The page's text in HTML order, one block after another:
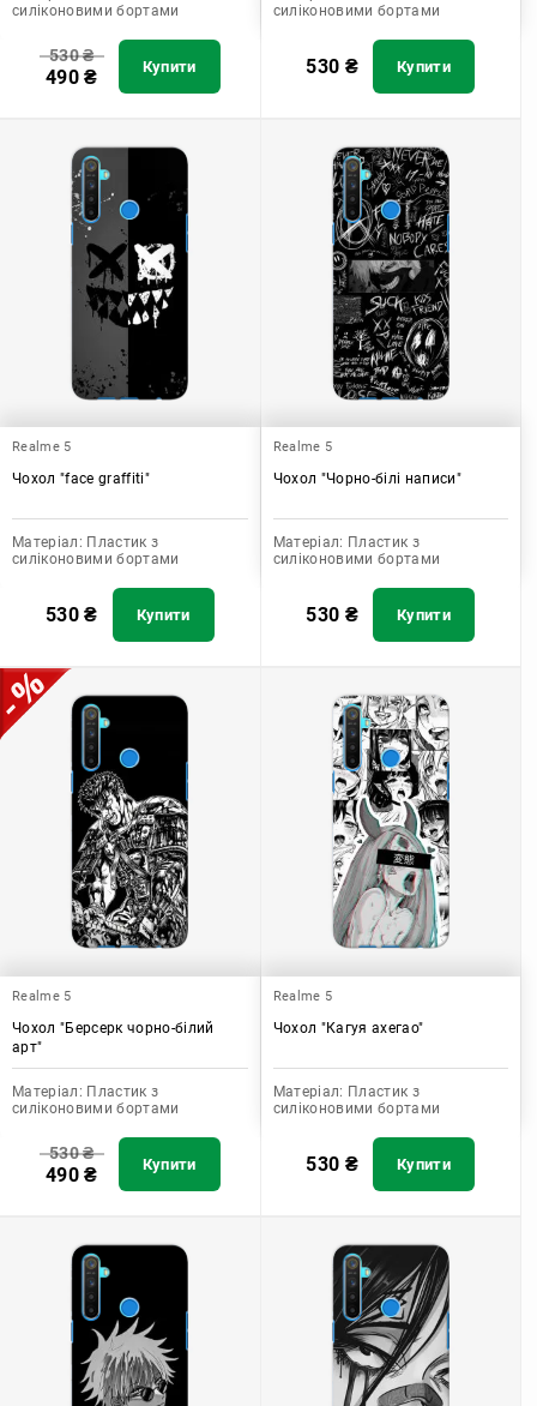
силіконовими бортами
530₴
490₴ Купити
силіконовими бортами
530 ₴ Купити
Realme 5
Чохол "face graffiti"
Матеріал: Пластик з
силіконовими бортами
530₴ Купити
Realme 5
Чохол "Чорно-білі написи"
Матеріал: Пластик з
силіконовими бортами
530 ₴ Купити
Realme 5
Чохол "Берсерк чорно-білий
арт"
Матеріал: Пластик з
силіконовими бортами
530₴
490₴ Купити
Realme 5
Чохол "Кагуя ахегао"
Матеріал: Пластик з
силіконовими бортами
530 ₴ Купити